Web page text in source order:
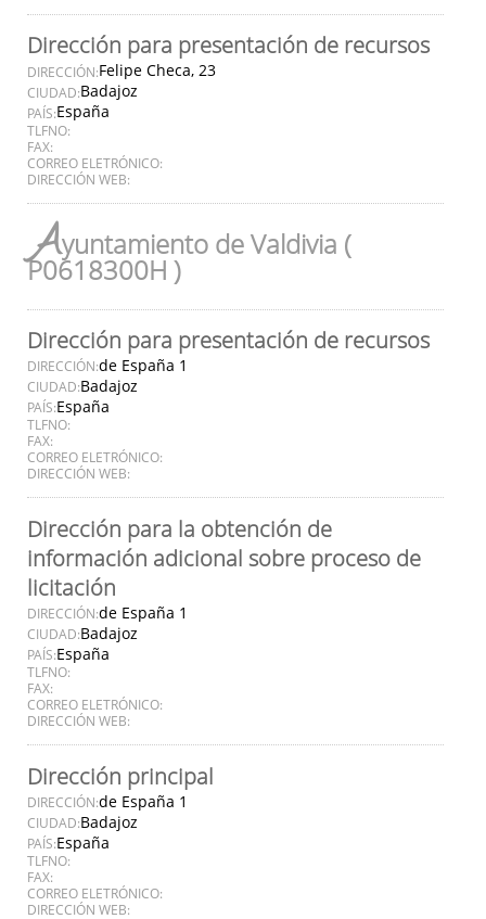
Dirección para presentación de recursos
DIRECCIÓN:Felipe Checa, 23
CIUDAD:Badajoz
PAÍS:España
TLFNO:
FAX:
CORREO ELETRÓNICO:
DIRECCIÓN WEB:
Ayuntamiento de Valdivia (
P0618300H )
Dirección para presentación de recursos
DIRECCIÓN:de España 1
CIUDAD:Badajoz
PAÍS:España
TLFNO:
FAX:
CORREO ELETRÓNICO:
DIRECCIÓN WEB:
Dirección para la obtención de
información adicional sobre proceso de
licitación
DIRECCIÓN:de España 1
CIUDAD:Badajoz
PAÍS:España
TLFNO:
FAX:
CORREO ELETRÓNICO:
DIRECCIÓN WEB:
Dirección principal
DIRECCIÓN:de España 1
CIUDAD:Badajoz
PAÍS:España
TLFNO:
FAX:
CORREO ELETRÓNICO:
DIRECCIÓN WEB: